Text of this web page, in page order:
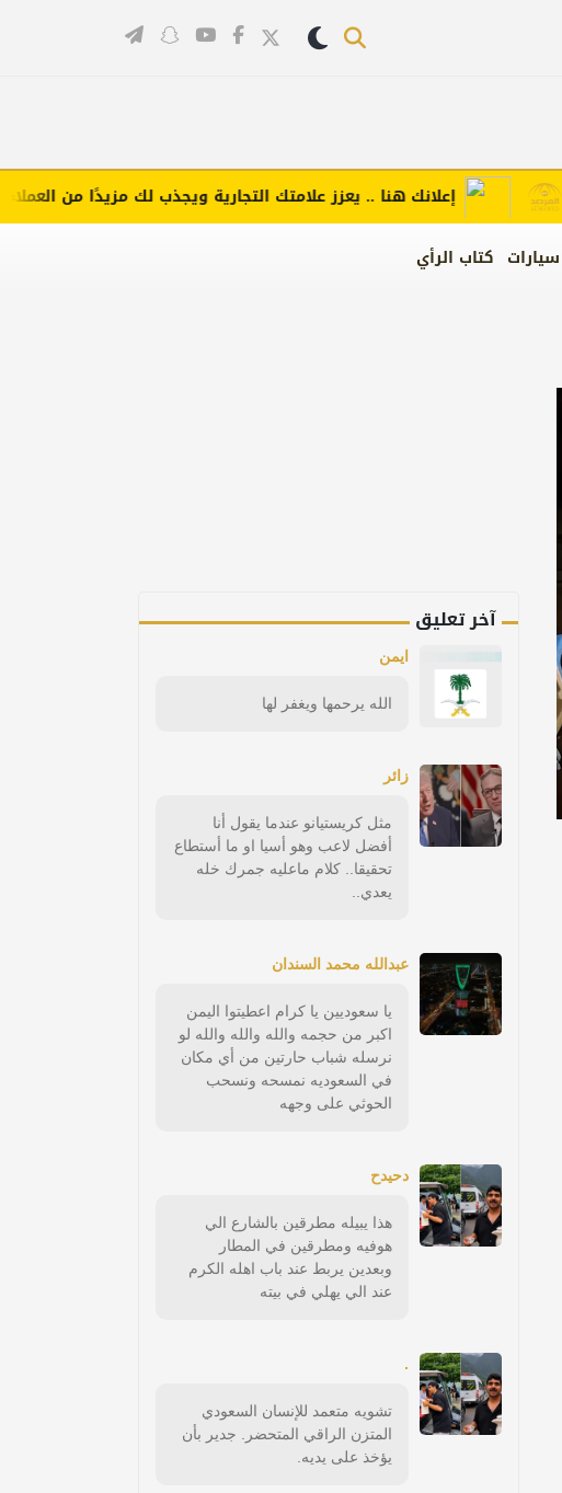
سيارات كتاب الرأي
إعلانك هنا .. يعزز علامتك التجارية ويجذب لك مزيدًا من العملاء
آخر تعليق
ايمن
الله يرحمها ويغفر لها
زائر
مثل كريستيانو عندما يقول أنا
أفضل لاعب وهو أسيا او ما أستطاع
تحقيقا.. كلام ماعليه جمرك خله
يعدي..
عبدالله محمد السندان
يا سعوديين يا كرام اعطيتوا اليمن
اكبر من حجمه والله والله والله لو
نرسله شباب حارتين من أي مكان
في السعوديه نمسحه ونسحب
الحوثي على وجهه
دحيدح
هذا يبيله مطرقين بالشارع الي
هوفيه ومطرقين في المطار
وبعدين يربط عند باب اهله الكرم
عند الي يهلي في بيته
.
تشويه متعمد للإنسان السعودي
المتزن الراقي المتحضر. جدير بأن
يؤخذ على يديه.